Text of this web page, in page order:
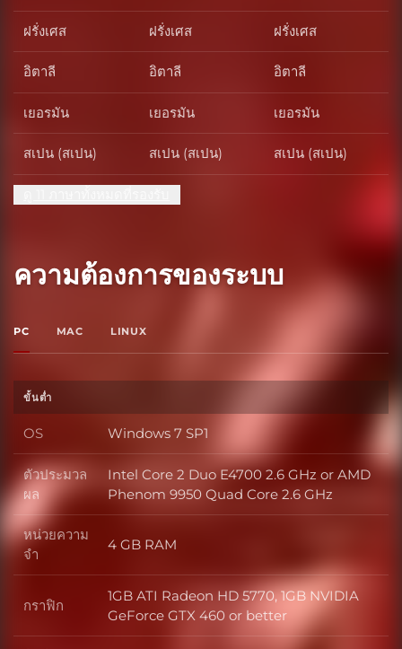
ฝรั่งเศส ฝรั่งเศส ฝรั่งเศส
อิตาลี อิตาลี อิตาลี
เยอรมัน เยอรมัน เยอรมัน
สเปน (สเปน) สเปน (สเปน) สเปน (สเปน)
ความต้องการของระบบ
PC MAC LINUX
ขั้นต่ำ
OS OS
Windows 7 SP1
ตัวประมวล
ผล
ตัวประมวลผล
Intel Core 2 Duo E4700 2.6 GHz or AMD
Phenom 9950 Quad Core 2.6 GHz
หน่วยความ
จำ
หน่วยความจำ
4 GB RAM
กราฟิก กราฟิก
1GB ATI Radeon HD 5770, 1GB NVIDIA
GeForce GTX 460 or better